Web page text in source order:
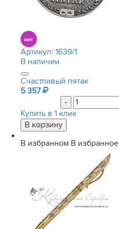
Артикул: 1639/1
В наличии
Счастливый пятак
5 357
-
Купить в 1 клик
В избранном В избранное